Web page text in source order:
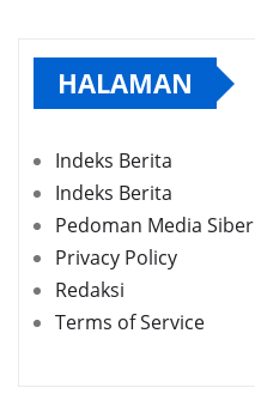
HALAMAN
Indeks Berita
Indeks Berita
Pedoman Media Siber
Privacy Policy
Redaksi
Terms of Service